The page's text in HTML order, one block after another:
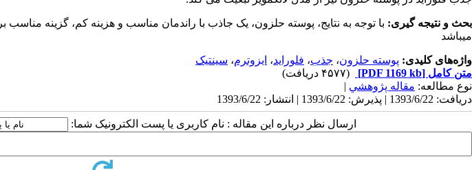
بحث و نتیجه گیری: با توجه به نتایج، پوسته حلزون، یک جاذب با راندمان مناسب و هزینه کم، گزینه
میباشد
واژه‌های کلیدی: پوسته حلزون، جذب، فلوراید، ایزوترم، سینتیک
متن کامل [PDF 1169 kb]
(۴۵۷۷ دریافت)
نوع مطالعه: مقاله پژوهشي |
دریافت: 1393/6/22 | پذیرش: 1393/6/22 | انتشار: 1393/6/22
ارسال نظر درباره این مقاله : نام کاربری یا پست الکترونیک شما: